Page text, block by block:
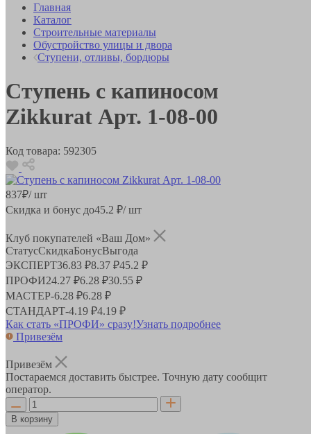
Главная
Каталог
Строительные материалы
Обустройство улицы и двора
Ступени, отливы, бордюры
Ступень с капиносом
Zikkurat Арт. 1-08-00
Код товара: 592305
837₽/ шт
Скидка и бонус до45.2 ₽/ шт
Клуб покупателей «Ваш Дом»
СтатусСкидкаБонусВыгода
ЭКСПЕРТ36.83 ₽8.37 ₽45.2 ₽
ПРОФИ24.27 ₽6.28 ₽30.55 ₽
МАСТЕР-6.28 ₽6.28 ₽
СТАНДАРТ-4.19 ₽4.19 ₽
Как стать «ПРОФИ» сразу!Узнать подробнее
Привезём
Привезём
Постараемся доставить быстрее. Точную дату сообщит
оператор.
В корзину